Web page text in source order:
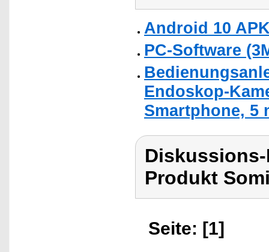
Android 10
PC-Software
Endoskop-
Smartphone, 5
Produkt
Seite: [1]